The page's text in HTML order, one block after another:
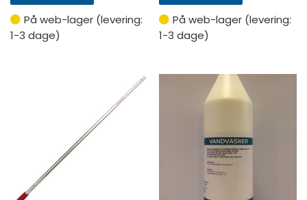
På web-lager (levering:
1-3 dage)
På web-lager (levering:
1-3 dage)